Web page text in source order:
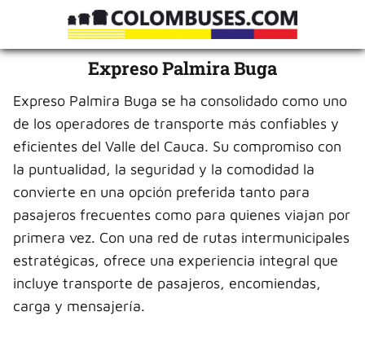
Expreso Palmira Buga
Expreso Palmira Buga se ha consolidado como uno
de los operadores de transporte más confiables y
eficientes del Valle del Cauca. Su compromiso con
la puntualidad, la seguridad y la comodidad la
convierte en una opción preferida tanto para
pasajeros frecuentes como para quienes viajan por
primera vez. Con una red de rutas intermunicipales
estratégicas, ofrece una experiencia integral que
incluye transporte de pasajeros, encomiendas,
carga y mensajería.